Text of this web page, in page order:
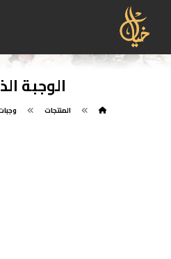
الوجبة
المنتجات